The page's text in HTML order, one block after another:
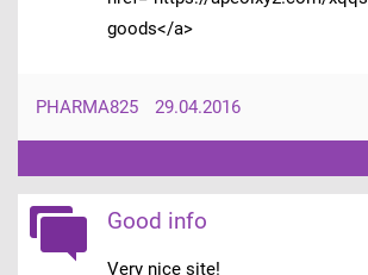
goods</a>
PHARMA825 29.04.2016
Good info
Very nice site!